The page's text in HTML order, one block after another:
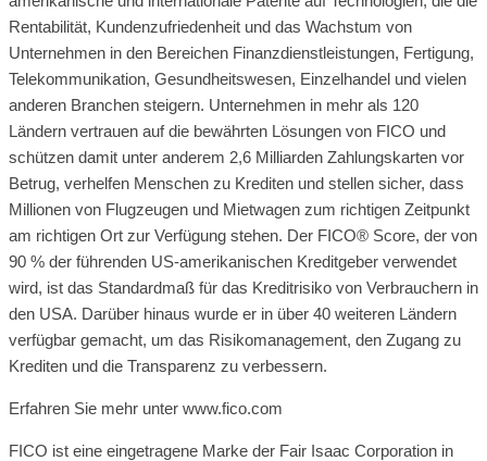
Rentabilität, Kundenzufriedenheit und das Wachstum von
Unternehmen in den Bereichen Finanzdienstleistungen, Fertigung,
Telekommunikation, Gesundheitswesen, Einzelhandel und vielen
anderen Branchen steigern. Unternehmen in mehr als 120
Ländern vertrauen auf die bewährten Lösungen von FICO und
schützen damit unter anderem 2,6 Milliarden Zahlungskarten vor
Betrug, verhelfen Menschen zu Krediten und stellen sicher, dass
Millionen von Flugzeugen und Mietwagen zum richtigen Zeitpunkt
am richtigen Ort zur Verfügung stehen. Der FICO® Score, der von
90 % der führenden US-amerikanischen Kreditgeber verwendet
wird, ist das Standardmaß für das Kreditrisiko von Verbrauchern in
den USA. Darüber hinaus wurde er in über 40 weiteren Ländern
verfügbar gemacht, um das Risikomanagement, den Zugang zu
Krediten und die Transparenz zu verbessern.
Erfahren Sie mehr unter www.fico.com
FICO ist eine eingetragene Marke der Fair Isaac Corporation in